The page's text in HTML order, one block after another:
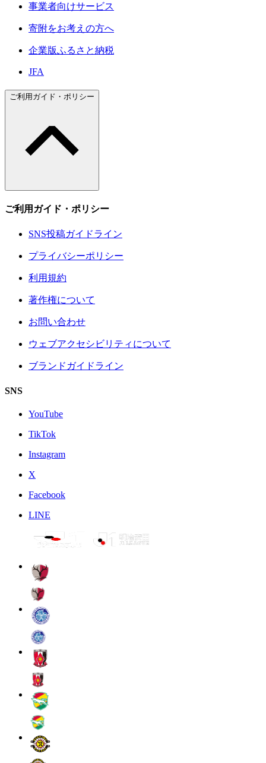
事業者向けサービス
寄附をお考えの方へ
企業版ふるさと納税
JFA
ご利用ガイド・ポリシー
ご利用ガイド・ポリシー
SNS投稿ガイドライン
プライバシーポリシー
利用規約
著作権について
お問い合わせ
ウェブアクセシビリティについて
ブランドガイドライン
SNS
YouTube
TikTok
Instagram
X
Facebook
LINE